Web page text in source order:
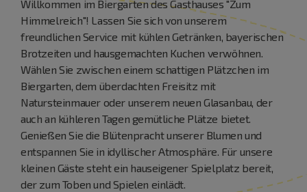
Willkommen im Biergarten des Gasthauses "Zum
Himmelreich"! Lassen Sie sich von unserem
freundlichen Service mit kühlen Getränken, bayerischen
Brotzeiten und hausgemachten Kuchen verwöhnen.
Wählen Sie zwischen einem schattigen Plätzchen im
Biergarten, dem überdachten Freisitz mit
Natursteinmauer oder unserem neuen Glasanbau, der
auch an kühleren Tagen gemütliche Plätze bietet.
Genießen Sie die Blütenpracht unserer Blumen und
entspannen Sie in idyllischer Atmosphäre. Für unsere
kleinen Gäste steht ein hauseigener Spielplatz bereit,
der zum Toben und Spielen einlädt.